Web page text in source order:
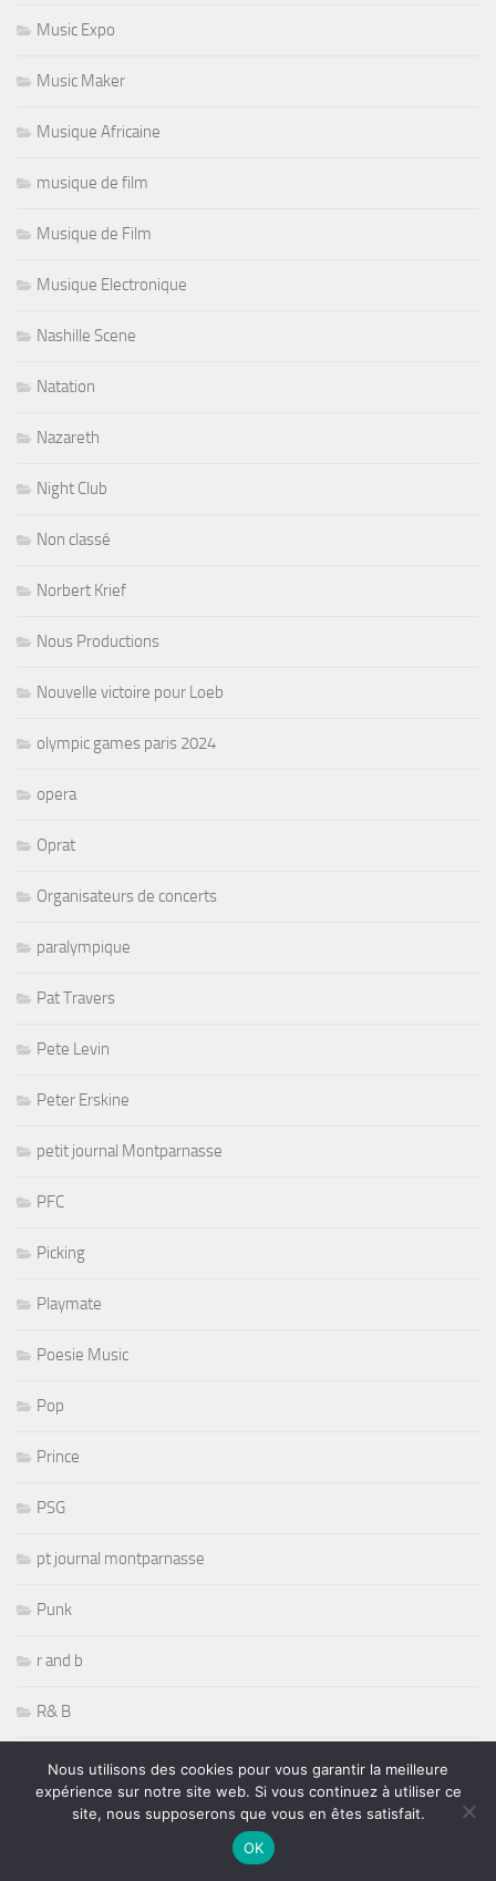
Music Expo
Music Maker
Musique Africaine
musique de film
Musique de Film
Musique Electronique
Nashille Scene
Natation
Nazareth
Night Club
Non classé
Norbert Krief
Nous Productions
Nouvelle victoire pour Loeb
olympic games paris 2024
opera
Oprat
Organisateurs de concerts
paralympique
Pat Travers
Pete Levin
Peter Erskine
petit journal Montparnasse
PFC
Picking
Playmate
Poesie Music
Pop
Prince
PSG
pt journal montparnasse
Punk
r and b
R& B
radio
Randy Savage
Nous utilisons des cookies pour vous garantir la meilleure
expérience sur notre site web. Si vous continuez à utiliser ce
site, nous supposerons que vous en êtes satisfait.
OK